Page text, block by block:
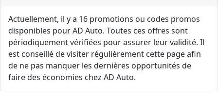
Actuellement, il y a 16 promotions ou codes promos
disponibles pour AD Auto. Toutes ces offres sont
périodiquement vérifiées pour assurer leur validité. Il
est conseillé de visiter régulièrement cette page afin
de ne pas manquer les dernières opportunités de
faire des économies chez AD Auto.